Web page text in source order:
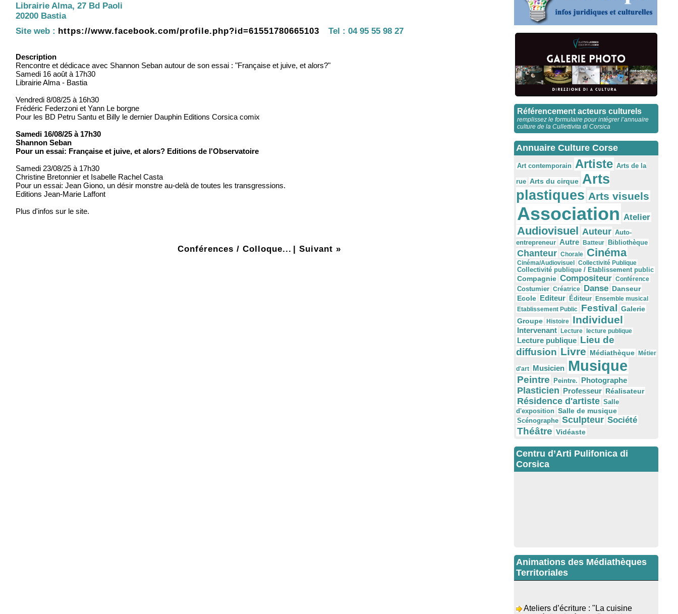
Librairie Alma, 27 Bd Paoli
20200 Bastia
Site web : https://www.facebook.com/profile.php?id=61551780665103 Tel : 04 95 55 98 27
Description
Rencontre et dédicace avec Shannon Seban autour de son essai : "Française et juive, et alors?"
Samedi 16 août à 17h30
Librairie Alma - Bastia
Vendredi 8/08/25 à 16h30
Frédéric Federzoni et Yann Le borgne
Pour les BD Petru Santu et Billy le dernier Dauphin Editions Corsica comix
Samedi 16/08/25 à 17h30
Shannon Seban
Pour un essai: Française et juive, et alors? Editions de l'Observatoire
Samedi 23/08/25 à 17h30
Christine Bretonnier et Isabelle Rachel Casta
Pour un essai: Jean Giono, un désir monstre au-delà de toutes les transgressions.
Editions Jean-Marie Laffont
Plus d'infos sur le site.
Conférences / Colloque... | Suivant »
Référencement acteurs culturels
remplissez le formulaire pour intégrer l’annuaire
culture de la Cullettivita di Corsica
Annuaire Culture Corse
Art contemporain Artiste Arts de la
rue Arts du cirque Arts
plastiques Arts visuels
Association Atelier
Audiovisuel Auteur Auto-
entrepreneur Autre Batteur Bibliothèque
Chanteur Chorale Cinéma
Cinéma/Audiovisuel
Collectivité Publique
Collectivité publique / Etablissement public
Compagnie Compositeur Conférence
Costumier Créatrice Danse Danseur
Ecole Editeur Éditeur
Ensemble musical
Etablissement Public Festival Galerie
Groupe
Histoire Individuel
Intervenant Lecture lecture publique
Lecture publique Lieu de
diffusion Livre Médiathèque Métier
d'art Musicien Musique
Peintre Peintre. Photographe
Plasticien Professeur Réalisateur
Résidence d'artiste Salle
d'exposition Salle de musique
Scénographe Sculpteur Société
Théâtre Vidéaste
Centru d’Arti Pulifonica di
Corsica
Animations des Médiathèques
Territoriales
retrouvée" animés par Dominique